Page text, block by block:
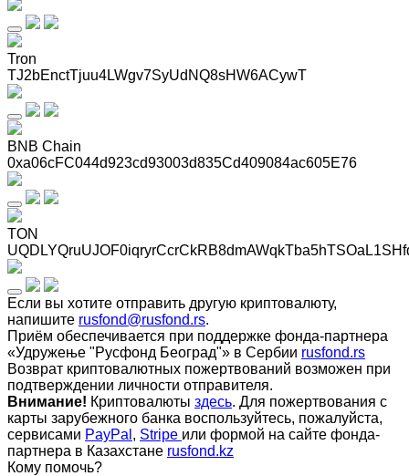
Tron
TJ2bEnctTjuu4LWgv7SyUdNQ8sHW6ACywT
BNB Chain
0xa06cFC044d923cd93003d835Cd409084ac605E76
TON
Если вы хотите отправить другую криптовалюту,
напишите rusfond@rusfond.rs.
Приём обеспечивается при поддержке фонда-партнера
«Удружење "Русфонд Београд"» в Сербии rusfond.rs
Возврат криптовалютных пожертвований возможен при
подтверждении личности отправителя.
Внимание! Криптовалюты здесь. Для пожертвования с
карты зарубежного банка воспользуйтесь, пожалуйста,
сервисами PayPal , Stripe или формой на сайте фонда-
партнера в Казахстане rusfond.kz
Кому помочь?